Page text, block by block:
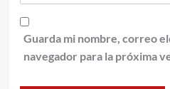
Guarda mi nombre, correo
navegador para la próxima